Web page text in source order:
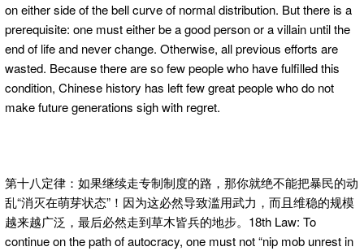
on either side of the bell curve of normal distribution. But there is a
prerequisite: one must either be a good person or a villain until the
end of life and never change. Otherwise, all previous efforts are
wasted. Because there are so few people who have fulfilled this
condition, Chinese history has left few great people who do not
make future generations sigh with regret.
第十八定律：如果继续走专制制度的路，那你就绝不能把暴民的动
乱“消灭在萌芽状态”！因为这必然导致滥用武力，而且维稳的规模
越来越广泛，最后必然走到草木皆兵的地步。18th Law: To
continue on the path of autocracy, one must not “nip mob unrest in